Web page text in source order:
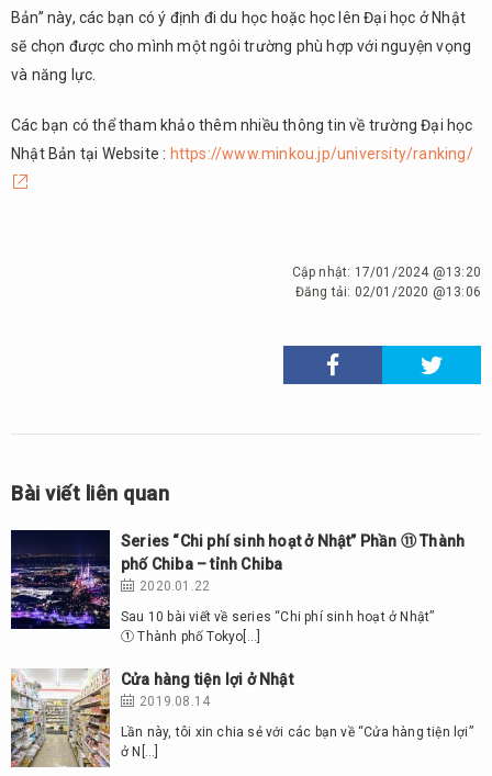
Bản” này, các bạn có ý định đi du học hoặc học lên Đại học ở Nhật
sẽ chọn được cho mình một ngôi trường phù hợp với nguyện vọng
và năng lực.
Các bạn có thể tham khảo thêm nhiều thông tin về trường Đại học
Nhật Bản tại Website : https://www.minkou.jp/university/ranking/
Cập nhật: 17/01/2024 @13:20
Đăng tải: 02/01/2020 @13:06
Bài viết liên quan
Series “Chi phí sinh hoạt ở Nhật” Phần ⑪ Thành
phố Chiba – tỉnh Chiba
2020.01.22
Sau 10 bài viết về series “Chi phí sinh hoạt ở Nhật”
① Thành phố Tokyo[…]
Cửa hàng tiện lợi ở Nhật
2019.08.14
Lần này, tôi xin chia sẻ với các bạn về “Cửa hàng tiện lợi”
ở N[…]